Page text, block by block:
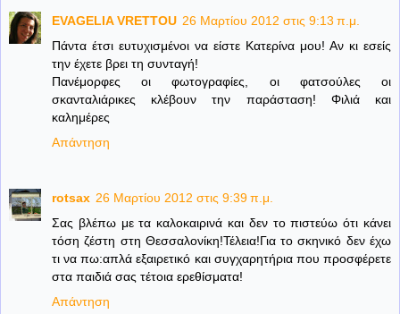
EVAGELIA VRETTOU 26 Μαρτίου 2012 στις 9:13 π.μ.
Πάντα έτσι ευτυχισμένοι να είστε Κατερίνα μου! Αν κι εσείς
την έχετε βρει τη συνταγή!
Πανέμορφες οι φωτογραφίες, οι φατσούλες οι
σκανταλιάρικες κλέβουν την παράσταση! Φιλιά και
καλημέρες
Απάντηση
rotsax 26 Μαρτίου 2012 στις 9:39 π.μ.
Σας βλέπω με τα καλοκαιρινά και δεν το πιστεύω ότι κάνει
τόση ζέστη στη Θεσσαλονίκη!Τέλεια!Για το σκηνικό δεν έχω
τι να πω:απλά εξαιρετικό και συγχαρητήρια που προσφέρετε
στα παιδιά σας τέτοια ερεθίσματα!
Απάντηση